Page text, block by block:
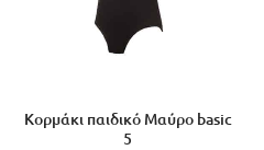
Κορμάκι παιδικό Μαύρο basic
5